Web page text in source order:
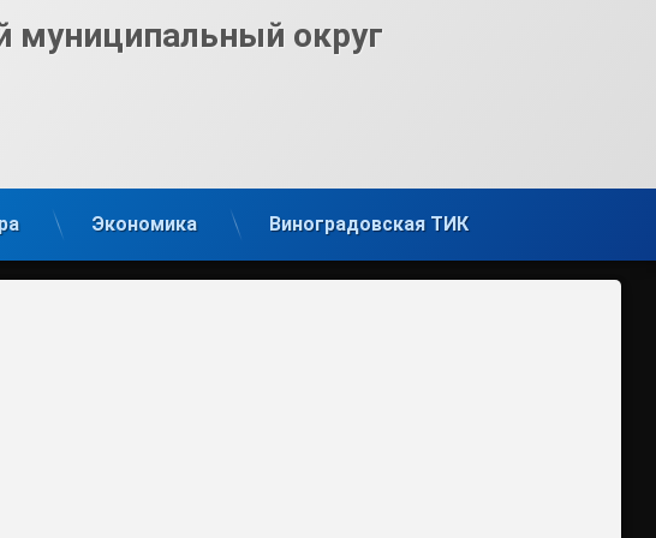
муниципальный округ
Экономика Виноградовская ТИК